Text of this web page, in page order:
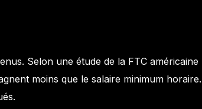
Selon une étude de la FTC américaine
moins que le salaire minimum horaire.